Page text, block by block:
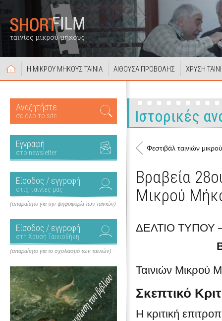
Η ΜΙΚΡΟΥ ΜΗΚΟΥΣ ΤΑΙΝΙΑ ΑΙΘΟΥΣΑ ΠΡΟΒΟΛΗΣ ΧΡΥΣΗ
Αναζητήστε
σε όλο το site
Εγγραφή
στο newsletter
Είσοδος / εγγραφή
στις ταινίες μας
(απαραίτητο για την ψηφοφορία των ταινιών)
Είσοδος / εγγραφή
στη Χρυσή Ταινιοθήκη
(απαραίτητο για το σχολιασμό των ταινιών)
Ιστορικές
Φεστιβάλ ταινιών
Βραβεία
Μικρού
ΔΕΛΤΙΟ ΤΥΠΟΥ
Ταινιών Μικρού
Σκεπτικό
Η κριτική